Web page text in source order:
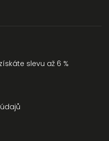
slevu až 6 %